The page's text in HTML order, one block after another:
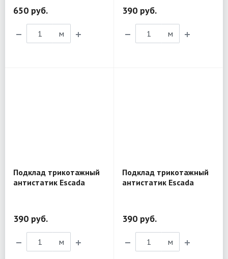
650 руб.
м
390 руб.
м
Подклад трикотажный
антистатик Escada
390 руб.
м
Подклад трикотажный
антистатик Escada
390 руб.
м